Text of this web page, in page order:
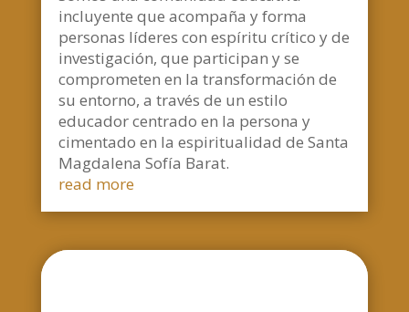
incluyente que acompaña y forma
personas líderes con espíritu crítico y de
investigación, que participan y se
comprometen en la transformación de
su entorno, a través de un estilo
educador centrado en la persona y
cimentado en la espiritualidad de Santa
Magdalena Sofía Barat.
read more